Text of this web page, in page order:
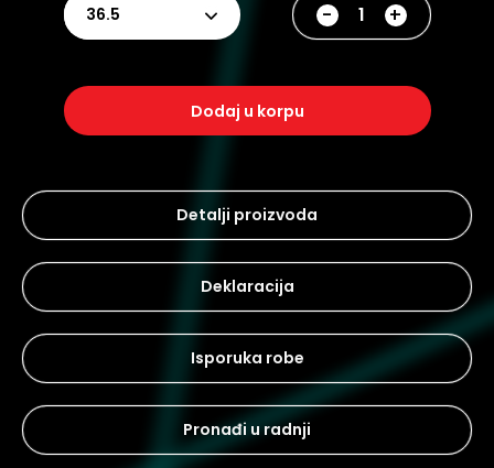
36.5
- +
dodaj u korpu
Detalji proizvoda
Deklaracija
Isporuka robe
Pronađi u radnji